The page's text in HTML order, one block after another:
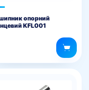
опорний
KFL001